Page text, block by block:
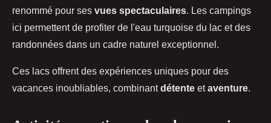
renommé pour ses vues spectaculaires. Les campings
ici permettent de profiter de l'eau turquoise du lac et des
randonnées dans un cadre naturel exceptionnel.
Ces lacs offrent des expériences uniques pour des
vacances inoubliables, combinantdétente etaventure.